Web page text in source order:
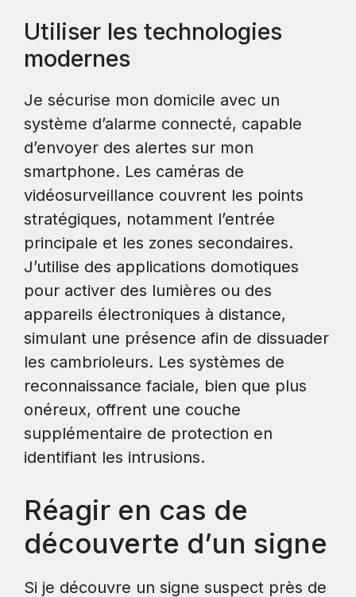
Utiliser les technologies
modernes
Je sécurise mon domicile avec un
système d’alarme connecté, capable
d’envoyer des alertes sur mon
smartphone. Les caméras de
vidéosurveillance couvrent les points
stratégiques, notamment l’entrée
principale et les zones secondaires.
J’utilise des applications domotiques
pour activer des lumières ou des
appareils électroniques à distance,
simulant une présence afin de dissuader
les cambrioleurs. Les systèmes de
reconnaissance faciale, bien que plus
onéreux, offrent une couche
supplémentaire de protection en
identifiant les intrusions.
Réagir en cas de
découverte d’un signe
Si je découvre un signe suspect près de